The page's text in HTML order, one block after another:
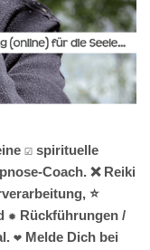
☑️ spirituelle
Coach. ❌ Reiki
⭐
✹ Rückführungen /
❤ Melde Dich bei